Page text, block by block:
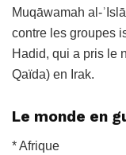
Muqāwamah al-
contre les groupes
Hadid, qui a pris le
Qaïda) en Irak.
Le monde en
* Afrique